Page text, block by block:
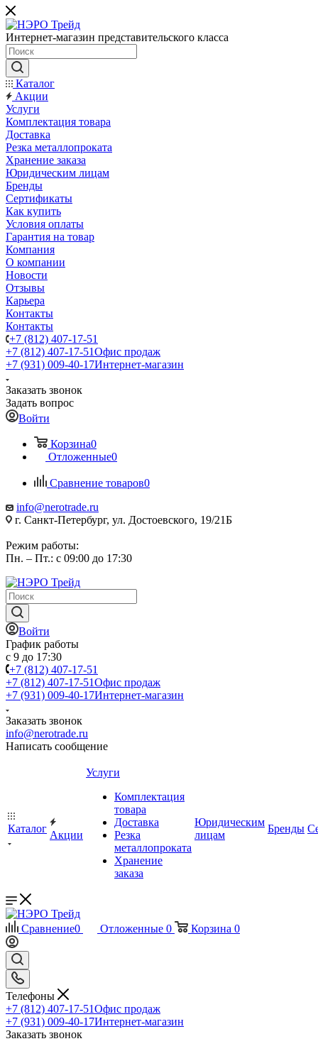
Интернет-магазин представительского класса
Каталог
Акции
Услуги
Комплектация товара
Доставка
Резка металлопроката
Хранение заказа
Юридическим лицам
Бренды
Сертификаты
Как купить
Условия оплаты
Гарантия на товар
Компания
О компании
Новости
Отзывы
Карьера
Контакты
Контакты
+7 (812) 407-17-51
+7 (812) 407-17-51Офис продаж
+7 (931) 009-40-17Интернет-магазин
Заказать звонок
Задать вопрос
Войти
Корзина0
Отложенные0
Сравнение товаров0
info@nerotrade.ru
г. Санкт-Петербург, ул. Достоевского, 19/21Б
Режим работы:
Пн. – Пт.: с 09:00 до 17:30
Войти
График работы
с 9 до 17:30
+7 (812) 407-17-51
+7 (812) 407-17-51Офис продаж
+7 (931) 009-40-17Интернет-магазин
Заказать звонок
info@nerotrade.ru
Написать сообщение
Каталог
Акции
Услуги
Комплектация
товара
Доставка
Резка
металлопроката
Хранение
заказа
Юридическим
лицам
Бренды
Сравнение0 Отложенные 0 Корзина 0
Телефоны
+7 (812) 407-17-51Офис продаж
+7 (931) 009-40-17Интернет-магазин
Заказать звонок